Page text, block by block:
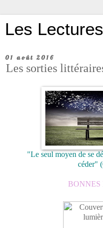
Les
01 août 2016
Les sorties
"Le seul moyen de se
céder"
BONNES